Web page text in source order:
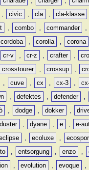
, civic , cla , cla-klasse
, combo , commander ,
cordoba , corolla , corona
cr-v , cr-z , crafter ,
crosstourer , crossup ,
, cuve , cx , cx-3 ,
, defektes , defender ,
, dodge , dokker ,
duster , dyane , e , e-
, ecoluxe ,
, entsorgung , enzo ,
, evolution , evoque ,